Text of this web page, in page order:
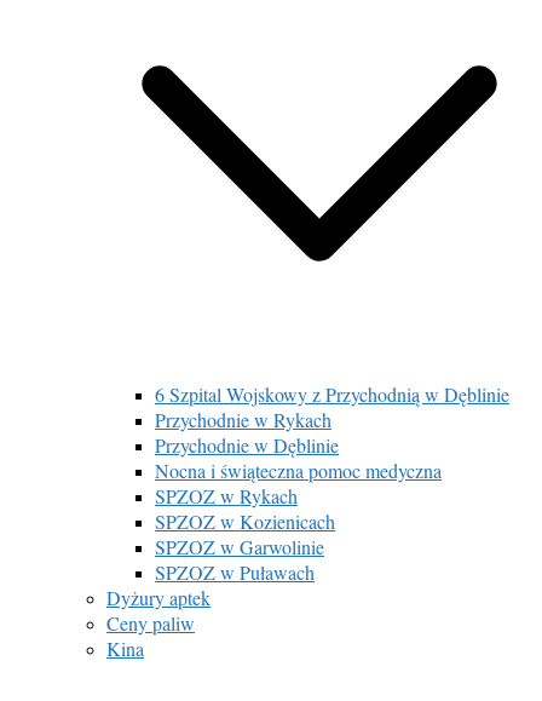
6 Szpital Wojskowy z Przychodnią w Dęblinie
Przychodnie w Rykach
Przychodnie w Dęblinie
Nocna i świąteczna pomoc medyczna
SPZOZ w Rykach
SPZOZ w Kozienicach
SPZOZ w Garwolinie
SPZOZ w Puławach
Dyżury aptek
Ceny paliw
Kina